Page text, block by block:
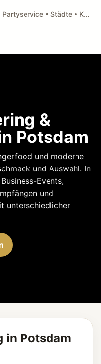
Catering & Partyservice • Städte • Küchenarten • Anfragen
&
Potsdam
und moderne
und Auswahl. In
Events,
und
unterschiedlicher
in Potsdam